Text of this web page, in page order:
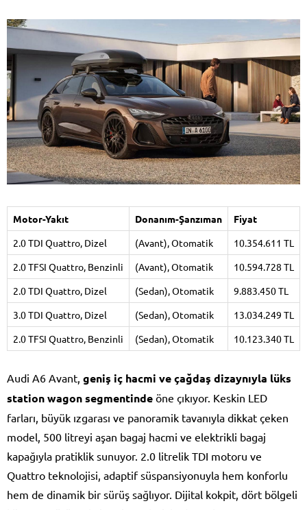
Motor-Yakıt Donanım-Şanzıman
Fiyat
2.0 TDI Quattro, Dizel
(Avant), Otomatik
10.354.611 TL
2.0 TFSI Quattro, Benzinli
(Avant), Otomatik
10.594.728 TL
2.0 TDI Quattro, Dizel
(Sedan), Otomatik
9.883.450 TL
3.0 TDI Quattro, Dizel
(Sedan), Otomatik
13.034.249 TL
2.0 TFSI Quattro, Benzinli
(Sedan), Otomatik 10.123.340 TL
Audi A6 Avant, geniş iç hacmi ve çağdaş dizaynıyla lüks
station wagon segmentinde öne çıkıyor. Keskin LED
farları, büyük ızgarası ve panoramik tavanıyla dikkat çeken
model, 500 litreyi aşan bagaj hacmi ve elektrikli bagaj
kapağıyla pratiklik sunuyor. 2.0 litrelik TDI motoru ve
Quattro teknolojisi, adaptif süspansiyonuyla hem konforlu
hem de dinamik bir sürüş sağlıyor. Dijital kokpit, dört bölgeli